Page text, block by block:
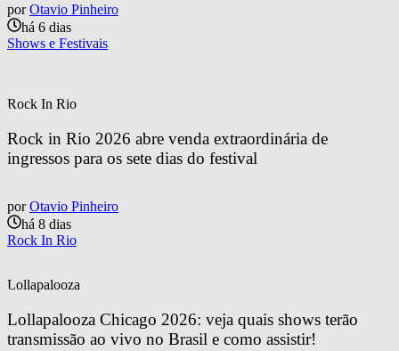
por Otavio Pinheiro
há 6 dias
Shows e Festivais
Rock In Rio
Rock in Rio 2026 abre venda extraordinária de
ingressos para os sete dias do festival
por Otavio Pinheiro
há 8 dias
Rock In Rio
Lollapalooza
Lollapalooza Chicago 2026: veja quais shows terão
transmissão ao vivo no Brasil e como assistir!